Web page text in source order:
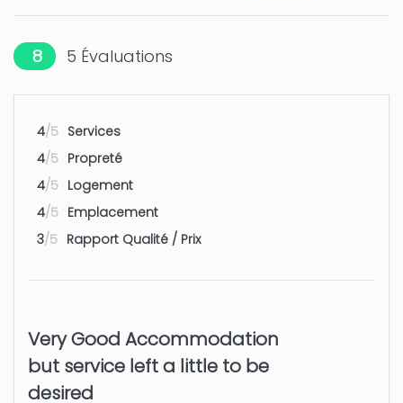
Plage de galet - Les Rotes 9 km
Golf - Oliva Golf Resort
Parc d'attractions - Benidorm: Terra
Mitica, Terra Natura
Parc aquatique - Benidorm:
Aqualandia
Aeroport - Alicante
8 5 Évaluations
4/5 Services
4/5 Propreté
4/5 Logement
4/5 Emplacement
3/5 Rapport Qualité / Prix
Very Good Accommodation
but service left a little to be
desired